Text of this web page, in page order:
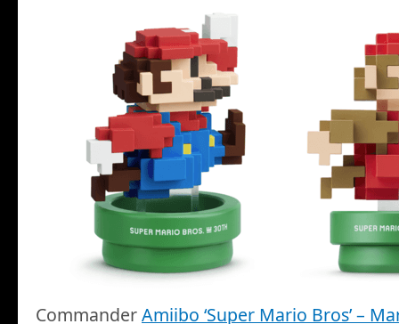
CommanderAmiibo ‘Super Mario Bros’ –